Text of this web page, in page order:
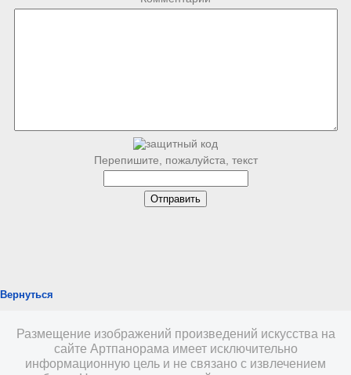
Перепишите, пожалуйста, текст
Вернуться
Размещение изображений произведений искусства на
сайте Артпанорама имеет исключительно
информационную цель и не связано с извлечением